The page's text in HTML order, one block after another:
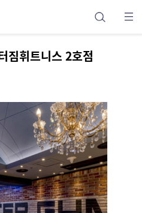
짐휘트니스 2호점